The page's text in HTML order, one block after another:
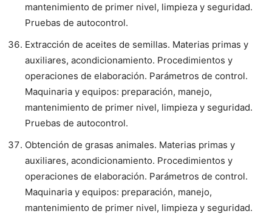
mantenimiento de primer nivel, limpieza y seguridad.
Pruebas de autocontrol.
Extracción de aceites de semillas. Materias primas y
auxiliares, acondicionamiento. Procedimientos y
operaciones de elaboración. Parámetros de control.
Maquinaria y equipos: preparación, manejo,
mantenimiento de primer nivel, limpieza y seguridad.
Pruebas de autocontrol.
Obtención de grasas animales. Materias primas y
auxiliares, acondicionamiento. Procedimientos y
operaciones de elaboración. Parámetros de control.
Maquinaria y equipos: preparación, manejo,
mantenimiento de primer nivel, limpieza y seguridad.